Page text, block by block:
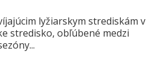
lyžiarskym strediskám v
stredisko, obľúbené medzi